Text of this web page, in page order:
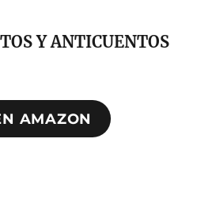
Y ANTICUENTOS
AMAZON